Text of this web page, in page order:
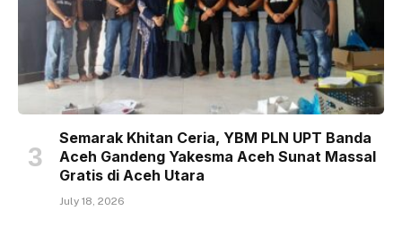
Semarak Khitan Ceria, YBM PLN UPT Banda
Aceh Gandeng Yakesma Aceh Sunat Massal
Gratis di Aceh Utara
July 18, 2026